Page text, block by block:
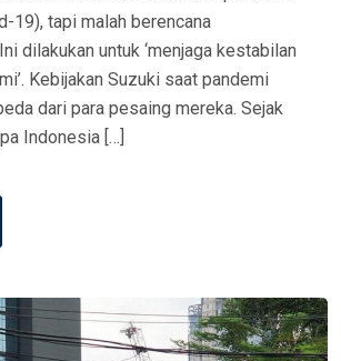
19), tapi malah berencana
dilakukan untuk ‘menjaga kestabilan
Kebijakan Suzuki saat pandemi
dari para pesaing mereka. Sejak
Indonesia […]